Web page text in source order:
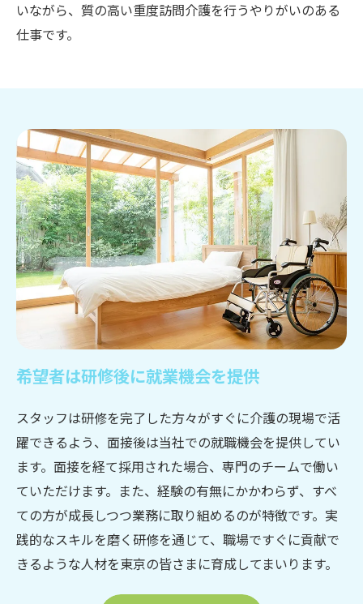
いながら、質の高い重度訪問介護を行うやりがいのある
仕事です。
希望者は研修後に就業機会を提供
スタッフは研修を完了した方々がすぐに介護の現場で活
躍できるよう、面接後は当社での就職機会を提供してい
ます。面接を経て採用された場合、専門のチームで働い
ていただけます。また、経験の有無にかかわらず、すべ
ての方が成長しつつ業務に取り組めるのが特徴です。実
践的なスキルを磨く研修を通じて、職場ですぐに貢献で
きるような人材を東京の皆さまに育成してまいります。